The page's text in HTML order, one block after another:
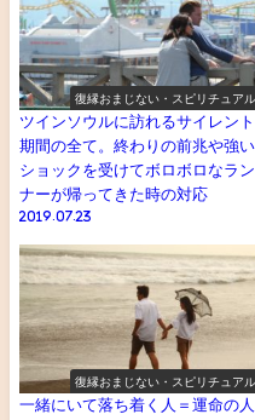
復縁おまじない・スピリチュアル
ツインソウルに訪れるサイレント
期間の全て。終わりの前兆や強い
ショックを受けてボロボロなラン
ナーが帰ってきた時の対応
2019.07.23
復縁おまじない・スピリチュアル
一緒にいて落ち着く人＝運命の人